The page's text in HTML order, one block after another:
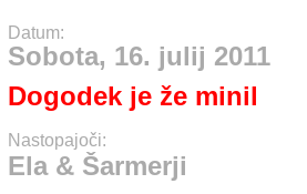
Datum:
Sobota, 16. julij 2011
Dogodek je že minil
Nastopajoči:
Ela & Šarmerji